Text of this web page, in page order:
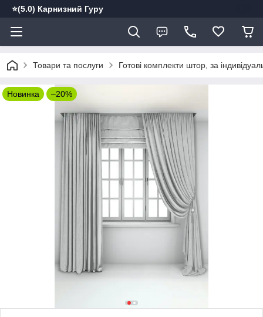
⭐️(5.0) Карнизний Гуру
Товари та послуги Готові комплекти штор, за
Новинка –20%